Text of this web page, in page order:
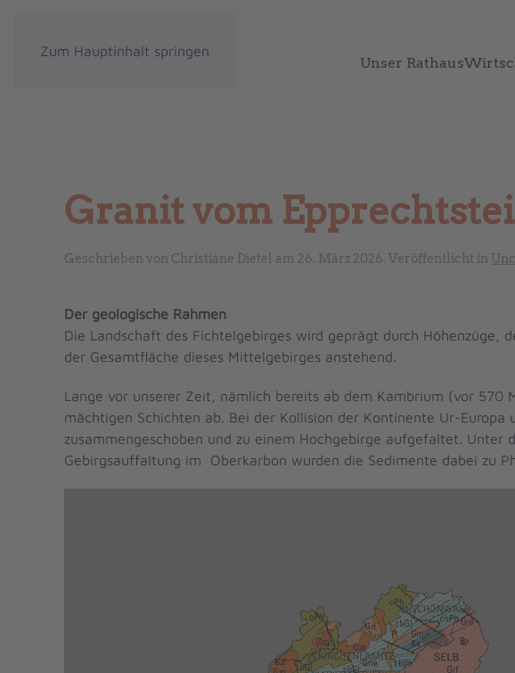
Zum Hauptinhalt springen
Unser Rathaus
Granit vom
Geschrieben von Christiane Dietel am 26. März 2026. Veröffentlicht in
Der geologische Rahmen
Die Landschaft des Fichtelgebirges wird geprägt durch Höhenzüge,
der Gesamtfläche dieses Mittelgebirges anstehend.
Lange vor unserer Zeit, nämlich bereits ab dem Kambrium (vor 570
mächtigen Schichten ab. Bei der Kollision der Kontinente Ur-
zusammengeschoben und zu einem Hochgebirge aufgefaltet. Unter
Gebirgsauffaltung im Oberkarbon wurden die Sedimente dabei zu